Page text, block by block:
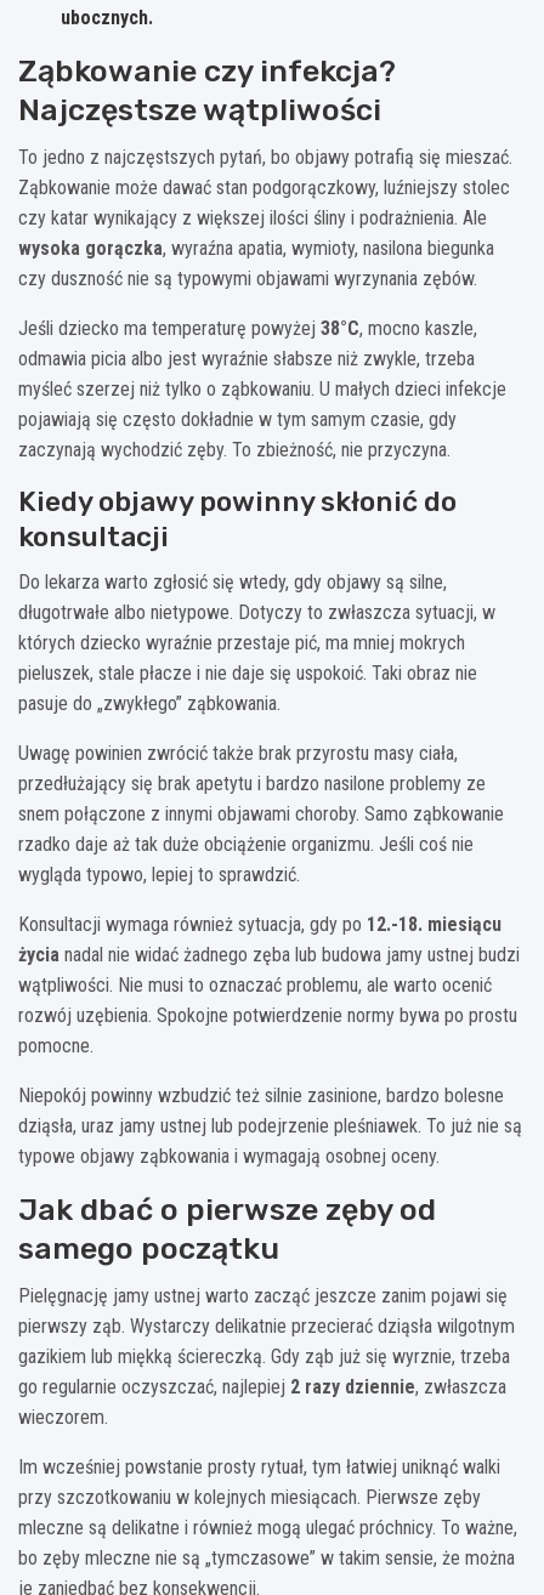
ubocznych.
Ząbkowanie czy infekcja?
Najczęstsze wątpliwości
To jedno z najczęstszych pytań, bo objawy potrafią się mieszać.
Ząbkowanie może dawać stan podgorączkowy, luźniejszy stolec
czy katar wynikający z większej ilości śliny i podrażnienia. Ale
wysoka gorączka, wyraźna apatia, wymioty, nasilona biegunka
czy duszność nie są typowymi objawami wyrzynania zębów.
Jeśli dziecko ma temperaturę powyżej 38°C, mocno kaszle,
odmawia picia albo jest wyraźnie słabsze niż zwykle, trzeba
myśleć szerzej niż tylko o ząbkowaniu. U małych dzieci infekcje
pojawiają się często dokładnie w tym samym czasie, gdy
zaczynają wychodzić zęby. To zbieżność, nie przyczyna.
Kiedy objawy powinny skłonić do
konsultacji
Do lekarza warto zgłosić się wtedy, gdy objawy są silne,
długotrwałe albo nietypowe. Dotyczy to zwłaszcza sytuacji, w
których dziecko wyraźnie przestaje pić, ma mniej mokrych
pieluszek, stale płacze i nie daje się uspokoić. Taki obraz nie
pasuje do „zwykłego” ząbkowania.
Uwagę powinien zwrócić także brak przyrostu masy ciała,
przedłużający się brak apetytu i bardzo nasilone problemy ze
snem połączone z innymi objawami choroby. Samo ząbkowanie
rzadko daje aż tak duże obciążenie organizmu. Jeśli coś nie
wygląda typowo, lepiej to sprawdzić.
Konsultacji wymaga również sytuacja, gdy po 12.-18. miesiącu
życia nadal nie widać żadnego zęba lub budowa jamy ustnej budzi
wątpliwości. Nie musi to oznaczać problemu, ale warto ocenić
rozwój uzębienia. Spokojne potwierdzenie normy bywa po prostu
pomocne.
Niepokój powinny wzbudzić też silnie zasinione, bardzo bolesne
dziąsła, uraz jamy ustnej lub podejrzenie pleśniawek. To już nie są
typowe objawy ząbkowania i wymagają osobnej oceny.
Jak dbać o pierwsze zęby od
samego początku
Pielęgnację jamy ustnej warto zacząć jeszcze zanim pojawi się
pierwszy ząb. Wystarczy delikatnie przecierać dziąsła wilgotnym
gazikiem lub miękką ściereczką. Gdy ząb już się wyrznie, trzeba
go regularnie oczyszczać, najlepiej 2 razy dziennie, zwłaszcza
wieczorem.
Im wcześniej powstanie prosty rytuał, tym łatwiej uniknąć walki
przy szczotkowaniu w kolejnych miesiącach. Pierwsze zęby
mleczne są delikatne i również mogą ulegać próchnicy. To ważne,
bo zęby mleczne nie są „tymczasowe” w takim sensie, że można
je zaniedbać bez konsekwencji.